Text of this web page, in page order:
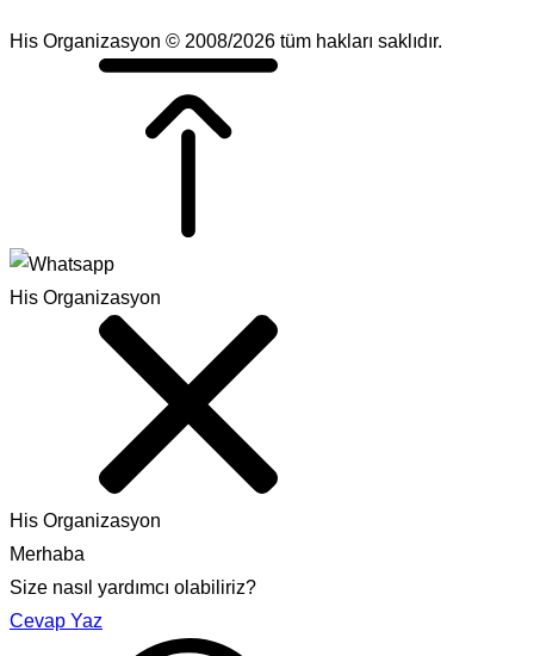
His Organizasyon © 2008/2026 tüm hakları saklıdır.
His Organizasyon
His Organizasyon
Merhaba
Size nasıl yardımcı olabiliriz?
Cevap Yaz